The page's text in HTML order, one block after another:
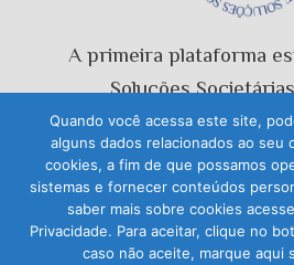
A primeira plataforma
Soluções
© 2026 Doutor
Quando você acessa este site,
alguns dados relacionados ao seu
cookies, a fim de que possamos
sistemas e fornecer conteúdos
saber mais sobre cookies
Privacidade. Para aceitar, clique no
caso não aceite, marque aqui